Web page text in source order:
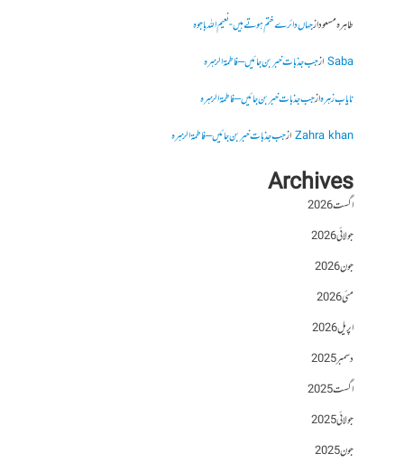
طاہرہ مسعودازجہاں دائرے ختم ہوتے ہیں- نعیم اللہ باجوہ
Sabaازجب جذبات خبر بن جائیں – فاطمۃالزہرہ
نایاب زہرہازجب جذبات خبر بن جائیں – فاطمۃالزہرہ
Zahra khanازجب جذبات خبر بن جائیں – فاطمۃالزہرہ
Archives
اگست 2026
جولائی 2026
جون 2026
مئی 2026
اپریل 2026
دسمبر 2025
اگست 2025
جولائی 2025
جون 2025